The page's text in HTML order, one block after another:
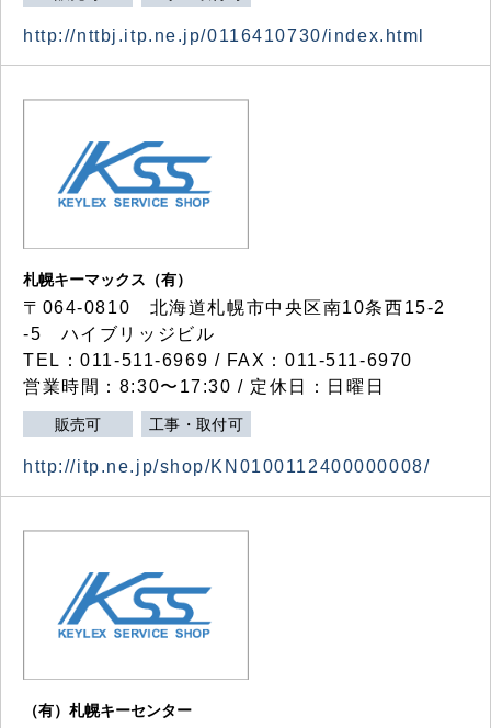
http://nttbj.itp.ne.jp/0116410730/index.html
札幌キーマックス（有）
〒064-0810 北海道札幌市中央区南10条西15-2
-5 ハイブリッジビル
TEL：011-511-6969 / FAX：011-511-6970
営業時間：8:30〜17:30 / 定休日：日曜日
販売可 工事・取付可
http://itp.ne.jp/shop/KN0100112400000008/
（有）札幌キーセンター